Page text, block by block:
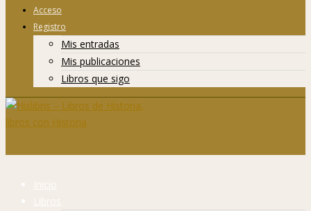
Acceso
Registro
Mis entradas
Mis publicaciones
Libros que sigo
Inicio
Libros